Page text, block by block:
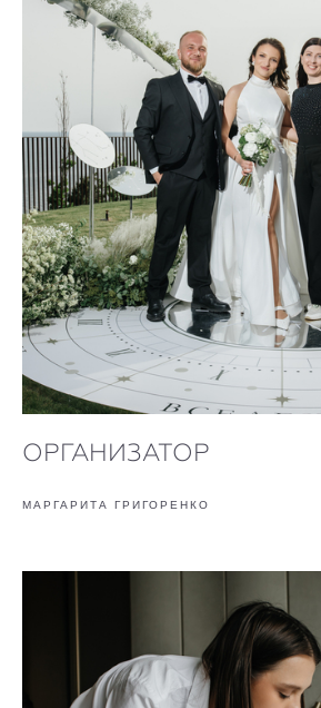
ОРГАНИЗАТОР
МАРГАРИТА ГРИГОРЕНКО